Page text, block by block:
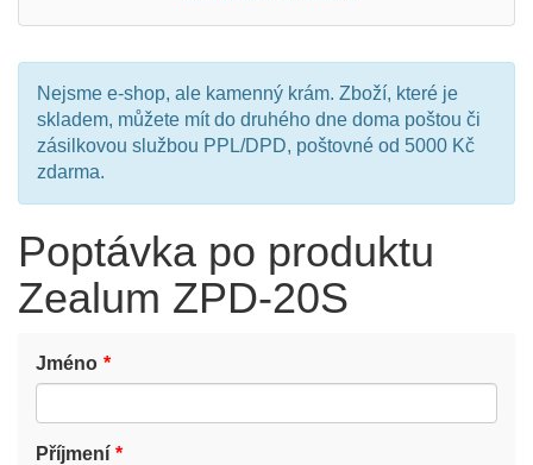
Nejsme e-shop, ale kamenný krám. Zboží, které je
skladem, můžete mít do druhého dne doma poštou či
zásilkovou službou PPL/DPD, poštovné od 5000 Kč
zdarma.
Poptávka po produktu
Zealum ZPD-20S
Jméno
Příjmení